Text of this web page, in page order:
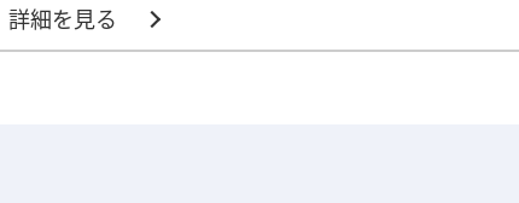
詳細を見る